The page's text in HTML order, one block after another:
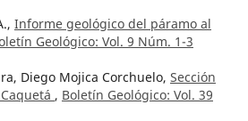
Informe geológico del páramo al
Geológico: Vol. 9 Núm. 1-3
Diego Mojica Corchuelo, Sección
, Boletín Geológico: Vol. 39